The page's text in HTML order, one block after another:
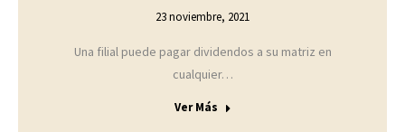
23 noviembre, 2021
Una filial puede pagar dividendos a su matriz en
cualquier…
Ver Más